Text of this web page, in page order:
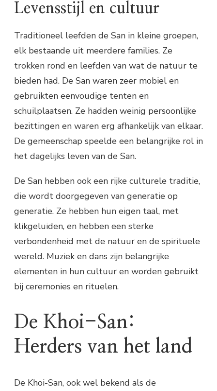
Levensstijl en cultuur
Traditioneel leefden de San in kleine groepen,
elk bestaande uit meerdere families. Ze
trokken rond en leefden van wat de natuur te
bieden had. De San waren zeer mobiel en
gebruikten eenvoudige tenten en
schuilplaatsen. Ze hadden weinig persoonlijke
bezittingen en waren erg afhankelijk van elkaar.
De gemeenschap speelde een belangrijke rol in
het dagelijks leven van de San.
De San hebben ook een rijke culturele traditie,
die wordt doorgegeven van generatie op
generatie. Ze hebben hun eigen taal, met
klikgeluiden, en hebben een sterke
verbondenheid met de natuur en de spirituele
wereld. Muziek en dans zijn belangrijke
elementen in hun cultuur en worden gebruikt
bij ceremonies en rituelen.
De Khoi-San:
Herders van het land
De Khoi-San, ook wel bekend als de